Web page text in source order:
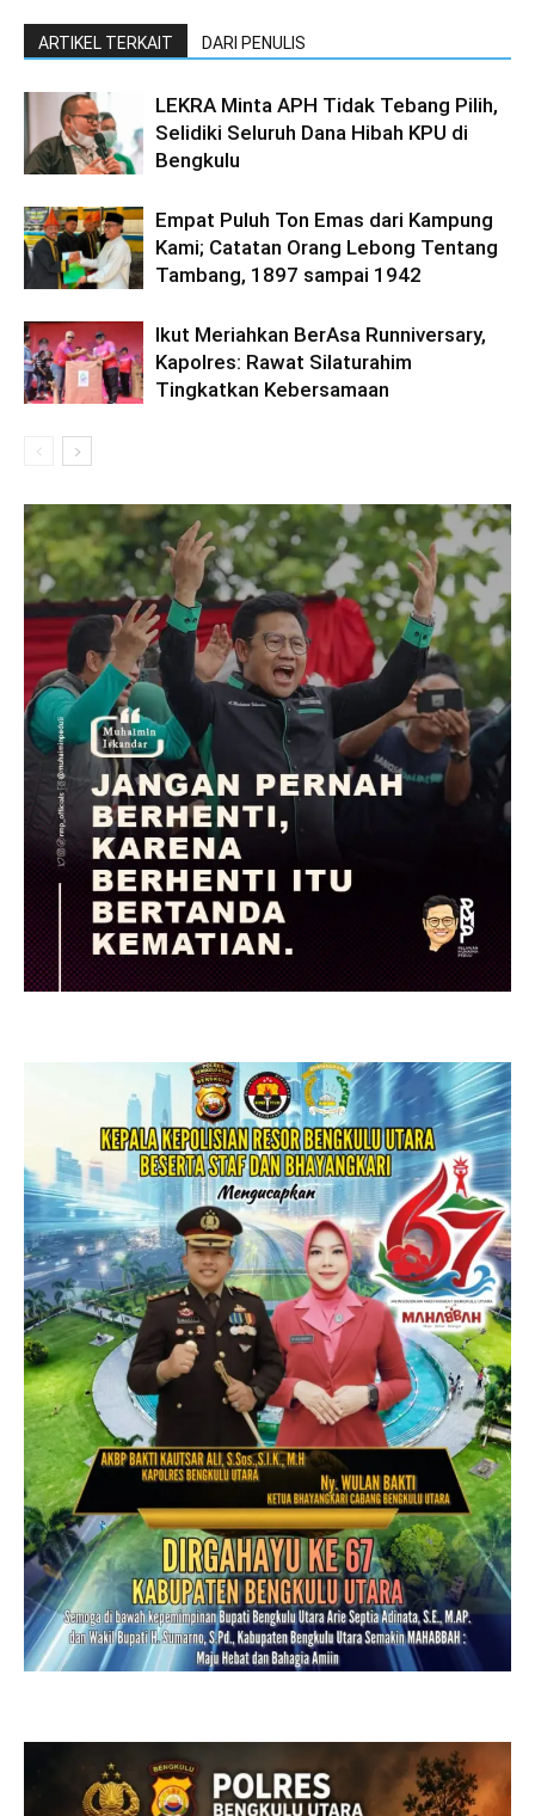
ARTIKEL TERKAIT DARI PENULIS
LEKRA Minta APH Tidak Tebang Pilih,
Selidiki Seluruh Dana Hibah KPU di
Bengkulu
Empat Puluh Ton Emas dari Kampung
Kami; Catatan Orang Lebong Tentang
Tambang, 1897 sampai 1942
Ikut Meriahkan BerAsa Runniversary,
Kapolres: Rawat Silaturahim
Tingkatkan Kebersamaan